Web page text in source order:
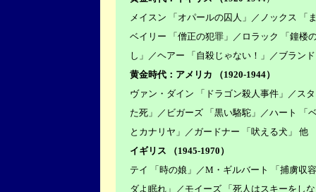
メイスン 「オパールの囚人」／ノックス 「
ベイリー 「僧正の犯罪」／ロラック 「鐘楼
し」／ヘアー 「自殺じゃない！」／ブラン
黄金時代：アメリカ （1920-1944）
ヴァン・ダイン 「ドラゴン殺人事件」／ス
た死」／ビガーズ 「黒い駱駝」／ハート 「
とカナリヤ」／ガードナー 「吠える犬」 他
イギリス （1945-1970）
テイ 「時の娘」／M・ギルバート 「捕虜収
ダよ眠れ」／モイーズ 「死人はスキーをし